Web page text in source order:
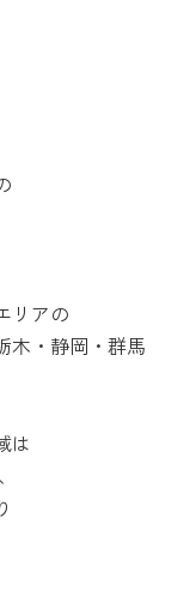
リアの
木・静岡・群馬
は